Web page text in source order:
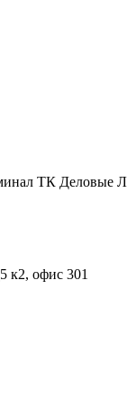
ТК Деловые
к2, офис 301